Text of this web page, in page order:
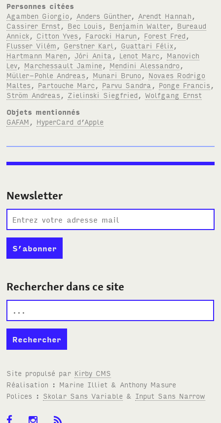
Personnes citées
Agamben Giorgio
Anders Günther, Arendt Hannah
Cassirer Ernst
Bec Louis Benjamin Walter, Bureaud
Annick
Citton Yves Farocki Harun Forest Fred
Flusser Vilém
Gerstner Karl Guattari Félix
Hartmann Maren
Jóri Anita Lenot Marc
Manovich
Lev, Marchessault Jamine Mendini Alessandro
Müller-Pohle Andreas
Munari Bruno
Novaes Rodrigo
Maltes
Partouche Marc Parvu Sandra Ponge Francis
Ström Andreas
Zielinski Siegfried ,Wolfgang Ernst
Objets mentionnés
GAFAM
HyperCard d’Apple
Newsletter
Rechercher dans ce site
Site propulsé par Kirby CMS
Réalisation : Marine Illiet & Anthony Masure
Polices : Skolar Sans Variable & Input Sans Narrow